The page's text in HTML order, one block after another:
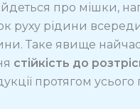
йдеться про мішки,
руху рідини
Таке явище
стійкість до
протягом